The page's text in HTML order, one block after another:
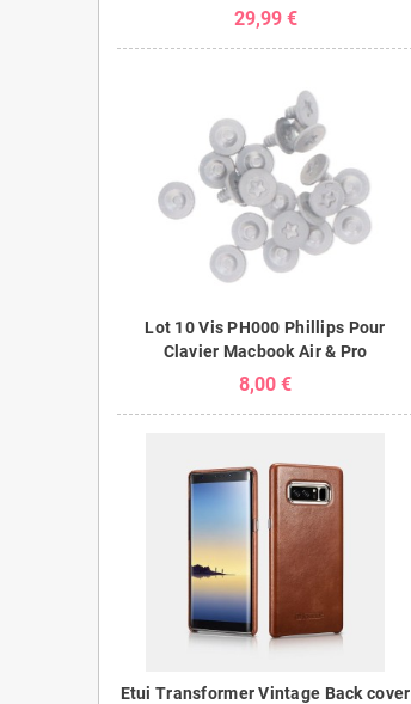
29,99 €
Lot 10 Vis PH000 Phillips Pour
Clavier Macbook Air & Pro
8,00 €
Etui Transformer Vintage Back cover